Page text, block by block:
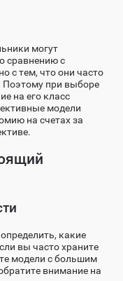
могут
сравнению с
с тем, что они часто
при выборе
на его класс
модели
на счетах за
какие
вы часто храните
модели с большим
внимание на